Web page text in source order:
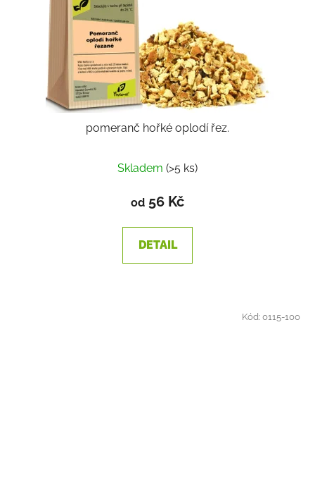
pomeranč hořké oplodí řez.
Skladem (>5 ks)
od 56 Kč
DETAIL
Kód:0115-100